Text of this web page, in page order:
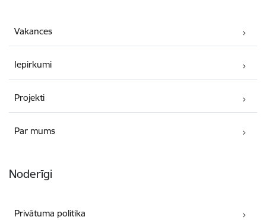
Vakances
Iepirkumi
Projekti
Par mums
Noderīgi
Privātuma politika